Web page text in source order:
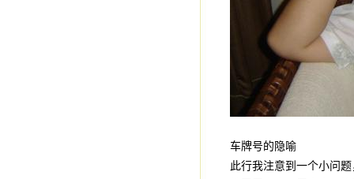
车牌号的隐喻
此行我注意到一个小问